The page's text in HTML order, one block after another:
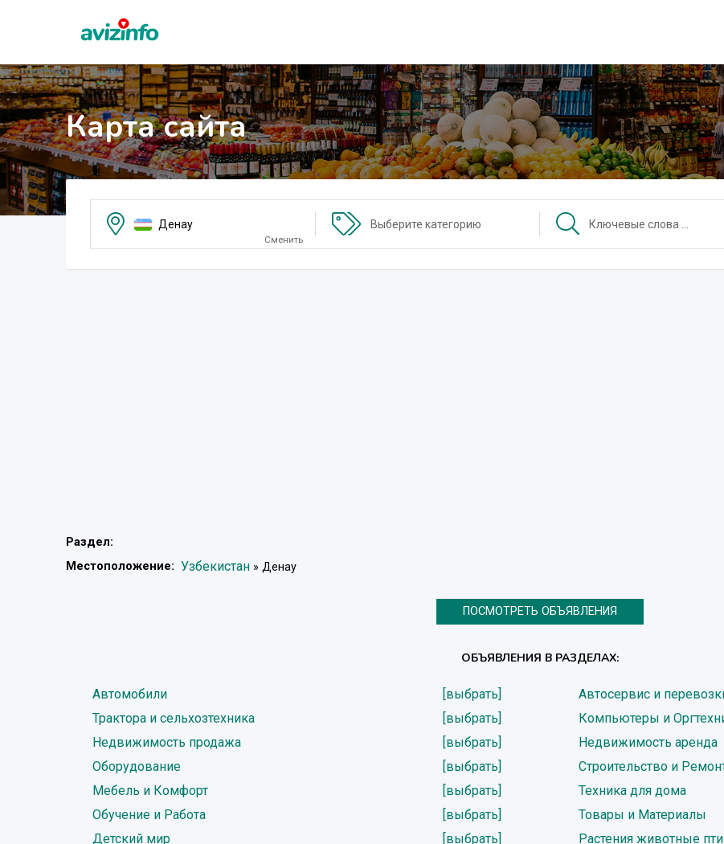
Карта сайта
Денау
Сменить
Выберите категорию
Раздел:
Местоположение: Узбекистан » Денау
ПОСМОТРЕТЬ ОБЪЯВЛЕНИЯ
ОБЪЯВЛЕНИЯ В РАЗДЕЛАХ:
Автомобили [выбрать] Автосервис и
Трактора и сельхозтехника
[выбрать] Компьютеры и
Недвижимость продажа
[выбрать] Недвижимость аренда
Оборудование
[выбрать] Строительство и
Мебель и Комфорт
[выбрать] Техника для дома
Обучение и Работа
[выбрать] Товары и Материалы
Детский мир
[выбрать] Растения животные